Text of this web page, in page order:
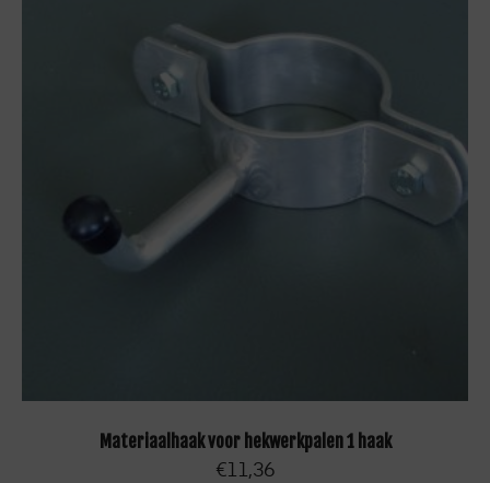
TOEVOEGEN AAN WINKELWAGEN
Materiaalhaak voor hekwerkpalen 1 haak
€11,36